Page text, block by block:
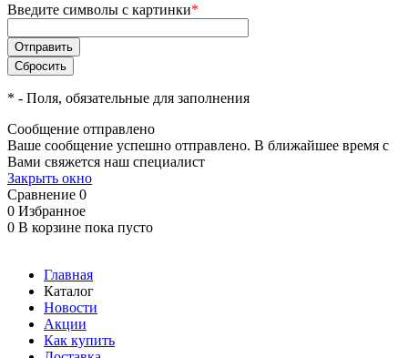
Введите символы с картинки*
* - Поля, обязательные для заполнения
Сообщение отправлено
Ваше сообщение успешно отправлено. В ближайшее время с
Вами свяжется наш специалист
Закрыть окно
Сравнение 0
0 Избранное
0 В корзине пока пусто
Главная
Каталог
Новости
Акции
Как купить